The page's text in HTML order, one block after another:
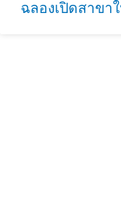
ฉลองเปิดสาขา